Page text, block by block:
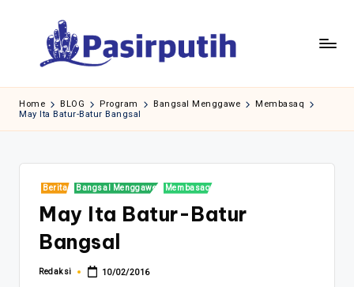
Home BLOG Program Bangsal Menggawe
Membasaq
May Ita Batur-Batur Bangsal
Posted
in
Bangsal Menggawe
Berita Membasaq
May Ita Batur-Batur
Bangsal
Posted
Redaksi 10/02/2016